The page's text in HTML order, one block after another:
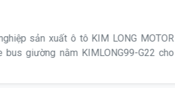
sản xuất ô tô KIM LONG MOTOR
giường nằm KIMLONG99-G22 cho